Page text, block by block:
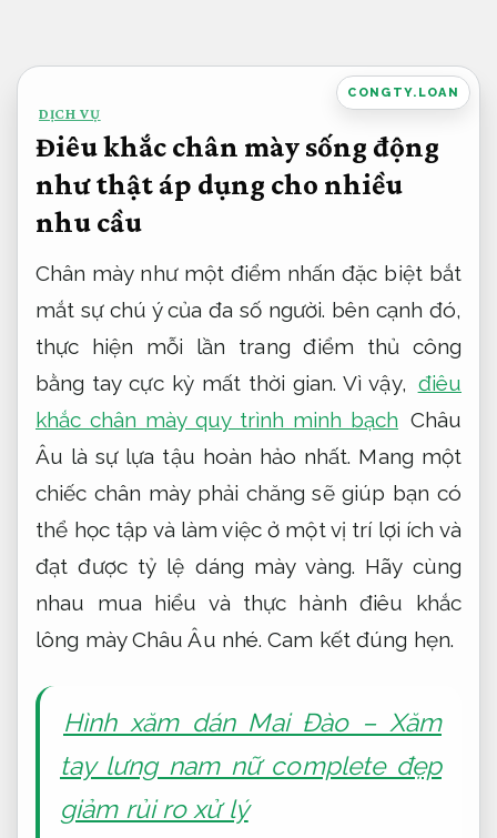
nội
dung
CONGTY.LOAN
DỊCH VỤ
Điêu khắc chân mày sống động
như thật áp dụng cho nhiều
nhu cầu
Chân mày như một điểm nhấn đặc biệt bắt
mắt sự chú ý của đa số người. bên cạnh đó,
thực hiện mỗi lần trang điểm thủ công
bằng tay cực kỳ mất thời gian. Vì vậy, điêu
khắc chân mày quy trình minh bạch Châu
Âu là sự lựa tậu hoàn hảo nhất. Mang một
chiếc chân mày phải chăng sẽ giúp bạn có
thể học tập và làm việc ở một vị trí lợi ích và
đạt được tỷ lệ dáng mày vàng. Hãy cùng
nhau mua hiểu và thực hành điêu khắc
lông mày Châu Âu nhé.Cam kết đúng hẹn.
Hình xăm dán Mai Đào – Xăm
tay lưng nam nữ complete đẹp
giảm rủi ro xử lý